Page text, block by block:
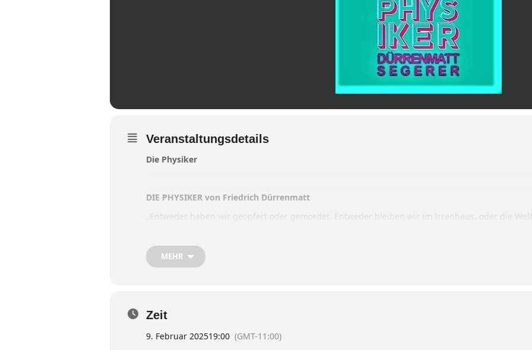
Veranstaltungsdetails
Die Physiker
DIE PHYSIKER von Friedrich Dürrenmatt
„Entweder haben wir geopfert oder gemordet. Entweder bleiben wir im Irrenhaus, oder die
Drei Physiker, die sich als Geisteskranke ausgeben. Das ist die Ausgangslage. Der eine
Newton und der Dritte, Möbius, hat die Weltformel entdeckt, mit der er alles vernichten
nicht zurechnungsfähig aus um dem Missbrauch seiner Erkenntnis vorzubeugen. Einstein
Regie: Annett Segerer Es spielen: Andreas Hagl, Amelie Heiler, Hilmar Henjes und Nik Mayr.
MEHR
Zeit
9. Februar 202519:00 (GMT-11:00)